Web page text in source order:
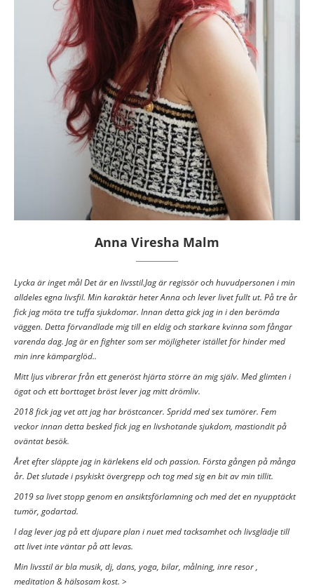
Anna Viresha Malm
Lycka är inget mål Det är en livsstil.Jag är regissör och huvudpersonen i min
alldeles egna livsfil. Min karaktär heter Anna och lever livet fullt ut. På tre år
fick jag möta tre tuffa sjukdomar. Innan detta gick jag in i den berömda
väggen. Detta förvandlade mig till en eldig och starkare kvinna som fångar
varenda dag. Jag är en fighter som ser möjligheter istället för hinder med
min inre kämparglöd..
Mitt ljus vibrerar från ett generöst hjärta större än mig själv. Med glimten i
ögat och ett borttaget bröst lever jag mitt drömliv.
2018 fick jag vet att jag har bröstcancer. Spridd med sex tumörer. Fem
veckor innan detta besked fick jag en livshotande sjukdom, mastiondit på
oväntat besök.
Året efter släppte jag in kärlekens eld och passion. Första gången på många
år. Det slutade i psykiskt övergrepp och tog med sig en bit av min tillit.
2019 sa livet stopp genom en ansiktsförlamning och med det en nyupptäckt
tumör, godartad.
I dag lever jag på ett djupare plan i nuet med tacksamhet och livsglädje till
att livet inte väntar på att levas.
Min livsstil är bla musik, dj, dans, yoga, bilar, målning, inre resor ,
meditation & hälsosam kost. >